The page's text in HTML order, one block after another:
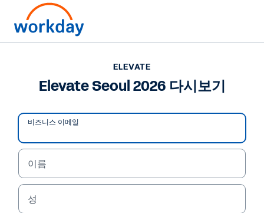
ELEVATE
Elevate Seoul 2026 다시보기
비즈니스 이메일
이름
성